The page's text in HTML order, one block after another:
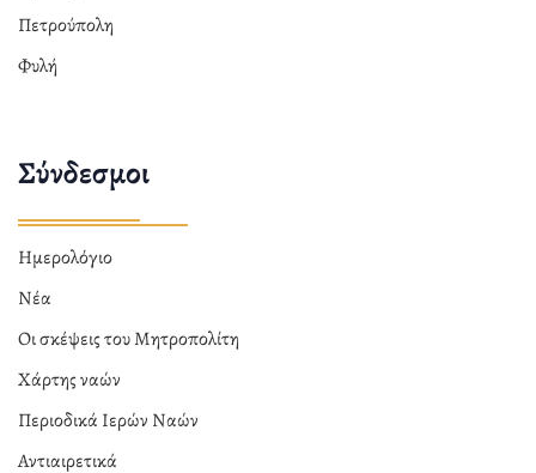
Πετρούπολη
Φυλή
Σύνδεσμοι
Ημερολόγιο
Νέα
Οι σκέψεις του Μητροπολίτη
Χάρτης ναών
Περιοδικά Ιερών Ναών
Αντιαιρετικά